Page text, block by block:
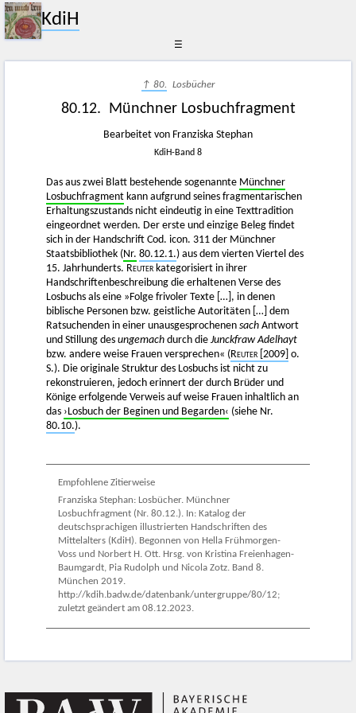
KdiH
☰
↑ 80. Losbücher
80.12. Münchner Losbuchfragment
Bearbeitet von Franziska Stephan
KdiH-Band 8
Das aus zwei Blatt bestehende sogenannte Münchner
Losbuchfragment kann aufgrund seines fragmentarischen
Erhaltungszustands nicht eindeutig in eine Texttradition
eingeordnet werden. Der erste und einzige Beleg findet
sich in der Handschrift Cod. icon. 311 der Münchner
Staatsbibliothek (Nr. 80.12.1.) aus dem vierten Viertel des
15. Jahrhunderts. Reuter kategorisiert in ihrer
Handschriftenbeschreibung die erhaltenen Verse des
Losbuchs als eine »Folge frivoler Texte […], in denen
biblische Personen bzw. geistliche Autoritäten […] dem
Ratsuchenden in einer unausgesprochenen sach Antwort
und Stillung des ungemach durch die Junckfraw Adelhayt
bzw. andere weise Frauen versprechen« (Reuter [2009] o.
S.). Die originale Struktur des Losbuchs ist nicht zu
rekonstruieren, jedoch erinnert der durch Brüder und
Könige erfolgende Verweis auf weise Frauen inhaltlich an
das ›Losbuch der Beginen und Begarden‹ (siehe Nr.
80.10.).
Empfohlene Zitierweise
Franziska Stephan: Losbücher. Münchner
Losbuchfragment (Nr. 80.12.). In: Katalog der
deutschsprachigen illustrierten Handschriften des
Mittelalters (KdiH). Begonnen von Hella Frühmorgen-
Voss und Norbert H. Ott. Hrsg. von Kristina Freienhagen-
Baumgardt, Pia Rudolph und Nicola Zotz. Band 8.
München 2019.
http://kdih.badw.de/datenbank/untergruppe/80/12;
zuletzt geändert am 08.12.2023.